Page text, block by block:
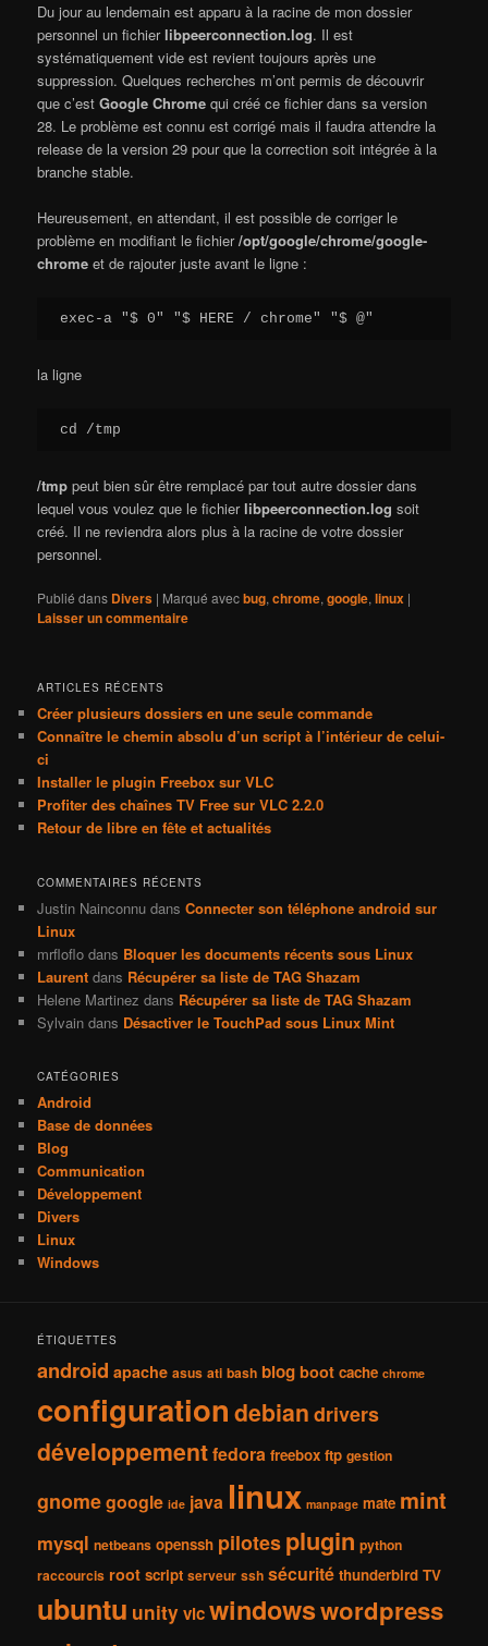
Du jour au lendemain est apparu à la racine de mon dossier
personnel un fichier libpeerconnection.log. Il est
systématiquement vide est revient toujours après une
suppression. Quelques recherches m’ont permis de découvrir
que c’estGoogle Chrome qui créé ce fichier dans sa version
28. Le problème est connu est corrigé mais il faudra attendre la
release de la version 29 pour que la correction soit intégrée à la
branche stable.
Heureusement, en attendant, il est possible de corriger le
problème en modifiant le fichier/opt/google/chrome/google-
chrome et de rajouter juste avant le ligne :
exec-a "$ 0" "$ HERE / chrome" "$ @"
la ligne
cd /tmp
/tmp peut bien sûr être remplacé par tout autre dossier dans
lequel vous voulez que le fichier libpeerconnection.log soit
créé. Il ne reviendra alors plus à la racine de votre dossier
personnel.
Publié dans Divers | Marqué avecbug,chrome,google,linux |
Laisser un commentaire
ARTICLES RÉCENTS
Créer plusieurs dossiers en une seule commande
Connaître le chemin absolu d’un script à l’intérieur de celui-
ci
Installer le plugin Freebox sur VLC
Profiter des chaînes TV Free sur VLC 2.2.0
Retour de libre en fête et actualités
COMMENTAIRES RÉCENTS
Justin Nainconnu dansConnecter son téléphone android sur
Linux
mrfloflo dans Bloquer les documents récents sous Linux
Laurent dans Récupérer sa liste de TAG Shazam
Helene Martinez dans Récupérer sa liste de TAG Shazam
Sylvain dans Désactiver le TouchPad sous Linux Mint
CATÉGORIES
Android
Base de données
Blog
Communication
Développement
Divers
Linux
Windows
ÉTIQUETTES
android apache asus ati bash blog boot cache chrome
configurationdebiandrivers
développementfedora freebox ftp gestion
gnomegoogle ide java linux manpage mate mint
mysql netbeans openssh pilotesplugin python
raccourcis root script serveur ssh sécurité thunderbird TV
ubuntu unityvlcwindowswordpress